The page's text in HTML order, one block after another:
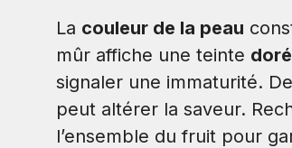
La couleur de la peau
mûr affiche une teinte
signaler une immaturité.
peut altérer la saveur.
l’ensemble du fruit pour